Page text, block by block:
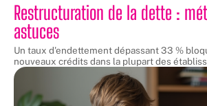
Restructuration de la dette :
astuces
Un taux d'endettement dépassant 33 %
nouveaux crédits dans la plupart des